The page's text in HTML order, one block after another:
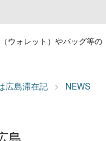
ウォレット）やバッグ等の
広島滞在記
NEWS
島